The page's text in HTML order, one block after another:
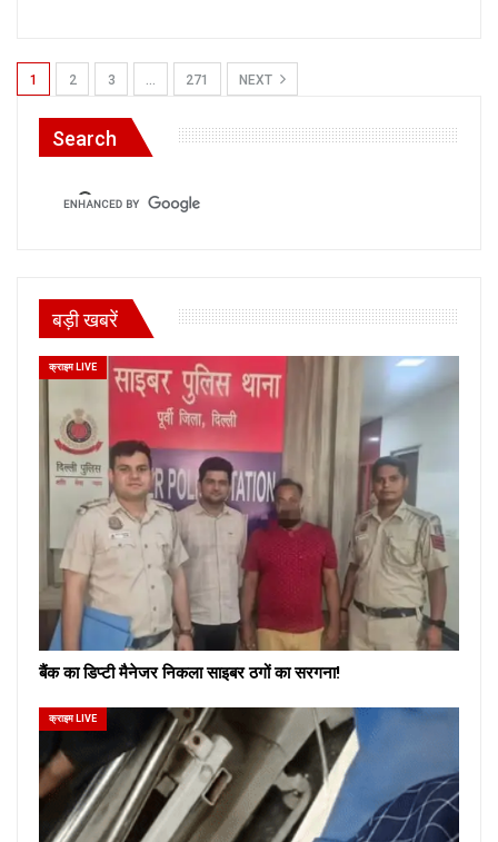
1 2 3 … 271 NEXT
Search
बड़ी खबरें
क्राइम LIVE
बैंक का डिप्टी मैनेजर निकला साइबर ठगों का सरगना!
क्राइम LIVE